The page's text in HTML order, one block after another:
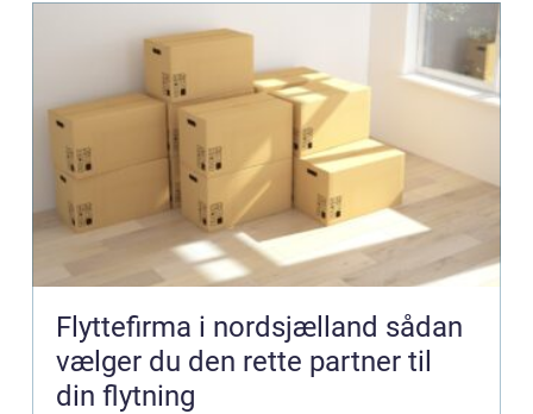
Flyttefirma i nordsjælland sådan
vælger du den rette partner til
din flytning